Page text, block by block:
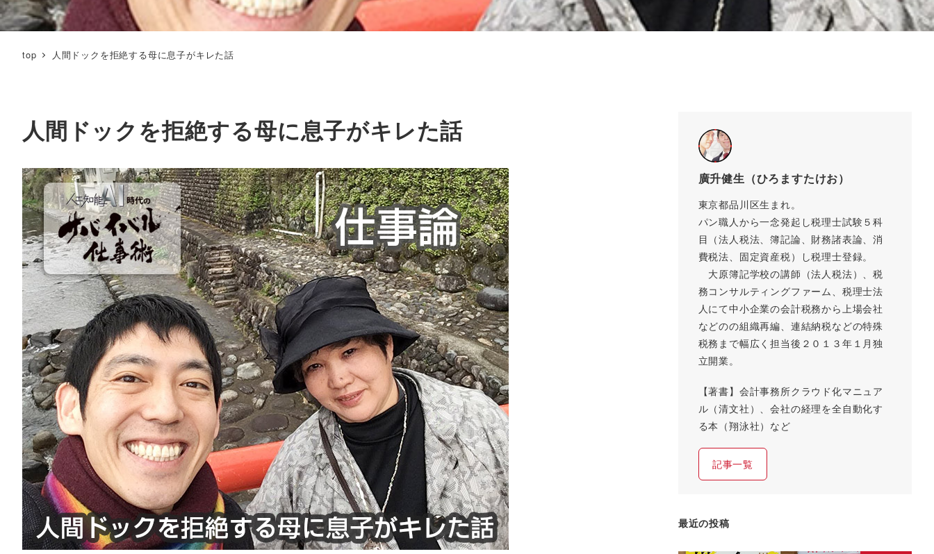
top 人間ドックを拒絶する母に息子がキレた話
人間ドックを拒絶する母に息子がキレた話
廣升健生（ひろますたけお）
東京都品川区生まれ。
パン職人から一念発起し税理士試験５科
目（法人税法、簿記論、財務諸表論、消
費税法、固定資産税）し税理士登録。
大原簿記学校の講師（法人税法）、税
務コンサルティングファーム、税理士法
人にて中小企業の会計税務から上場会社
などのの組織再編、連結納税などの特殊
税務まで幅広く担当後２０１３年１月独
立開業。
【著書】会計事務所クラウド化マニュア
ル（清文社）、会社の経理を全自動化す
る本（翔泳社）など
記事一覧
最近の投稿